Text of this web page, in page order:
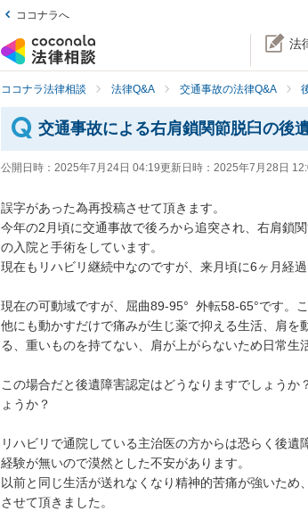
ココナラへ
法
ココナラ法律相談 法律Q&A 交通事故の法律Q&A
交通事故による右肩鎖関節脱臼の後
公開日時： 2025年7月24日 04:19更新日時： 2025年7月28日
誤字があった為再投稿させて頂きます。
今年の2月頃に交通事故で後ろから追突され、右肩鎖
の入院と手術をしています。
現在もリハビリ継続中なのですが、来月頃に6ヶ月経
現在の可動域ですが、屈曲89-95°  外転58-65°です。
他にも動かすだけで痛みが生じ薬で抑える生活、肩を
る、重いものを持てない、肩が上がらないため日常生
この場合だと後遺障害認定はどうなりますでしょうか
ょうか？
リハビリで通院している主治医の方からは恐らく後遺
経験が無いので漠然とした不安があります。
以前と同じ生活が送れなくなり精神的苦痛が強いた
させて頂きました。